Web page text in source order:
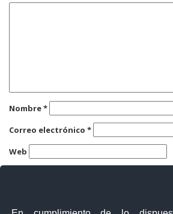
Nombre*
Correo electrónico *
Web
Guarda mi nombre, correo